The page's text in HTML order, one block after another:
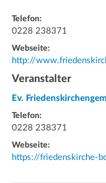
Telefon:
0228 238371
Webseite:
http://
Veranstalter
Ev.
Telefon:
0228 238371
Webseite:
https://friedenskirche-